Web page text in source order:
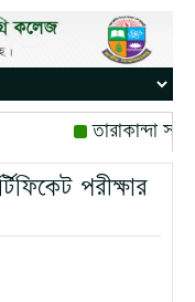
তারাকান্দা
রোজ বৃহস্পতিবার।
মোবাইল নম্বর:
পরীক্ষার